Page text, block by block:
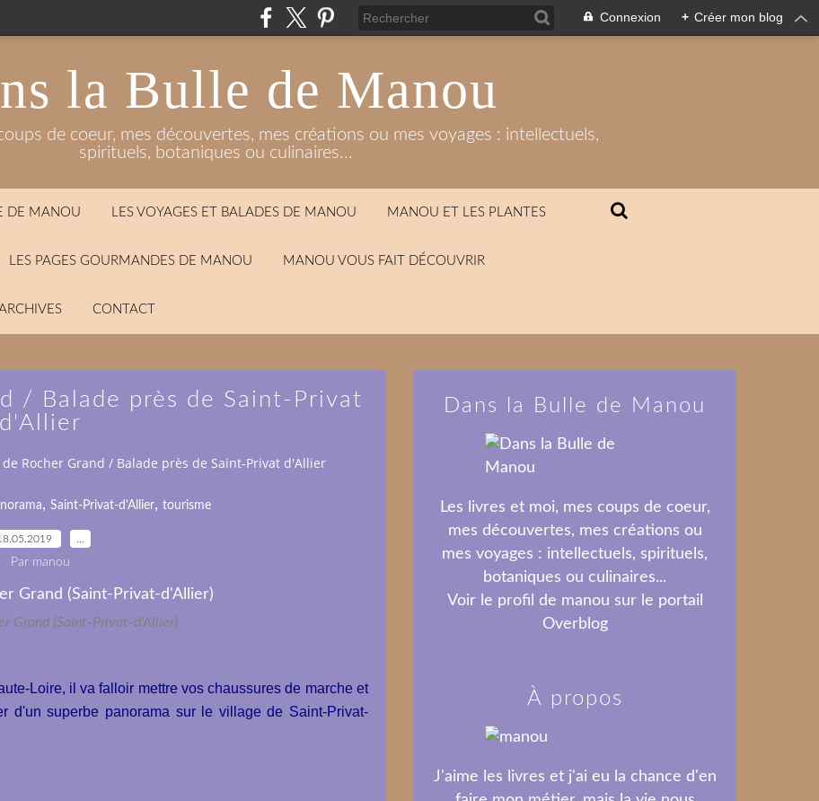
Connexion + Créer mon blog
la Bulle de Manou
de coeur, mes découvertes, mes créations ou mes voyages : intellectuels,
spirituels, botaniques ou culinaires...
DE MANOU LES VOYAGES ET BALADES DE MANOU MANOU ET LES PLANTES
LES PAGES GOURMANDES DE MANOU MANOU VOUS FAIT DÉCOUVRIR
CONTACT
/ Balade près de Saint-Privat
d'Allier
de Rocher Grand / Balade près de Saint-Privat d'Allier
, Saint-Privat-d'Allier, tourisme
Par manou
Grand (Saint-Privat-d'Allier)
Loire, il va falloir mettre vos chaussures de marche et
d'un superbe panorama sur le village de Saint-Privat-
Dans la Bulle de Manou
Les livres et moi, mes coups de coeur,
mes découvertes, mes créations ou
mes voyages : intellectuels, spirituels,
botaniques ou culinaires...
Voir le profil de manou sur le portail
Overblog
À propos
J'aime les livres et j'ai eu la chance d'en